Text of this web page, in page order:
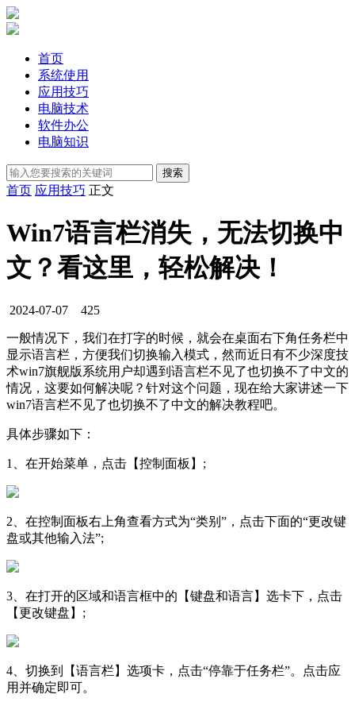
首页
系统使用
应用技巧
电脑技术
软件办公
电脑知识
首页 应用技巧 正文
Win7语言栏消失，无法切换中
文？看这里，轻松解决！
2024-07-07 425
一般情况下，我们在打字的时候，就会在桌面右下角任务栏中
显示语言栏，方便我们切换输入模式，然而近日有不少深度技
术win7旗舰版系统用户却遇到语言栏不见了也切换不了中文的
情况，这要如何解决呢？针对这个问题，现在给大家讲述一下
win7语言栏不见了也切换不了中文的解决教程吧。
具体步骤如下：
1、在开始菜单，点击【控制面板】;
2、在控制面板右上角查看方式为“类别”，点击下面的“更改键
盘或其他输入法”;
3、在打开的区域和语言框中的【键盘和语言】选卡下，点击
【更改键盘】;
4、切换到【语言栏】选项卡，点击“停靠于任务栏”。点击应
用并确定即可。